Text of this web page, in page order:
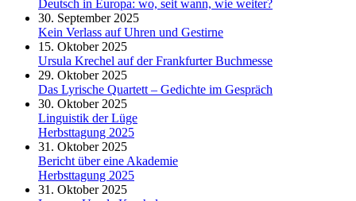
Deutsch in Europa: wo, seit wann, wie weiter?
30. September 2025
Kein Verlass auf Uhren und Gestirne
15. Oktober 2025
Ursula Krechel auf der Frankfurter Buchmesse
29. Oktober 2025
Das Lyrische Quartett – Gedichte im Gespräch
30. Oktober 2025
Linguistik der Lüge
Herbsttagung 2025
31. Oktober 2025
Bericht über eine Akademie
Herbsttagung 2025
31. Oktober 2025